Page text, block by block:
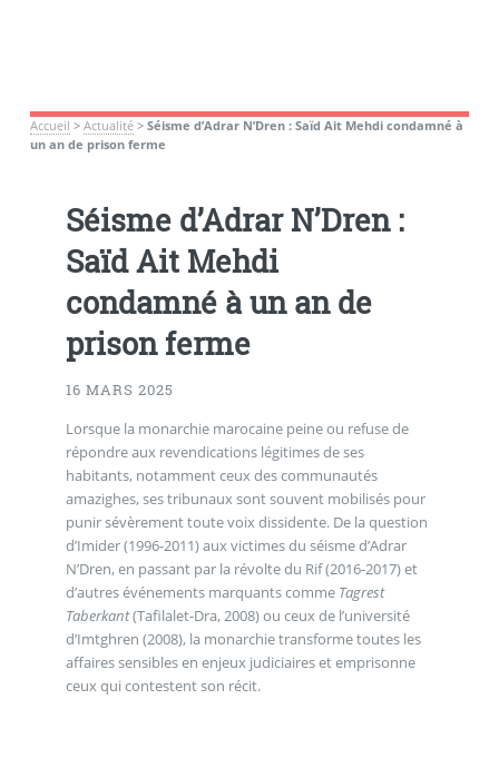
Accueil > Actualité> Séisme d’Adrar N’Dren : Saïd Ait Mehdi condamné à
un an de prison ferme
Séisme d’Adrar N’Dren :
Saïd Ait Mehdi
condamné à un an de
prison ferme
16 MARS 2025
Lorsque la monarchie marocaine peine ou refuse de
répondre aux revendications légitimes de ses
habitants, notamment ceux des communautés
amazighes, ses tribunaux sont souvent mobilisés pour
punir sévèrement toute voix dissidente. De la question
d’Imider (1996-2011) aux victimes du séisme d’Adrar
N’Dren, en passant par la révolte du Rif (2016-2017) et
d’autres événements marquants comme Tagrest
Taberkant(Tafilalet-Dra, 2008) ou ceux de l’université
d’Imtghren (2008), la monarchie transforme toutes les
affaires sensibles en enjeux judiciaires et emprisonne
ceux qui contestent son récit.